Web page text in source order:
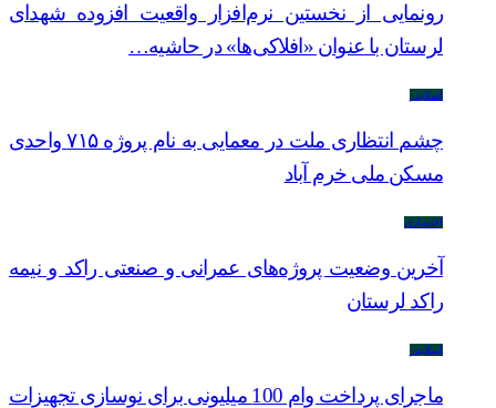
رونمایی از نخستین نرم‌افزار واقعیت افزوده شهدای
لرستان با عنوان «افلاکی‌ها» در حاشیه…
اسلایدر
چشم انتظاری ملت در معمایی به نام پروژه ۷۱۵ واحدی
مسکن ملی خرم آباد
اقتصادی
آخرین وضعیت پروژه‌های عمرانی و صنعتی راکد و نیمه
راکد لرستان
اسلایدر
ماجرای پرداخت وام 100 میلیونی برای نوسازی تجهیزات